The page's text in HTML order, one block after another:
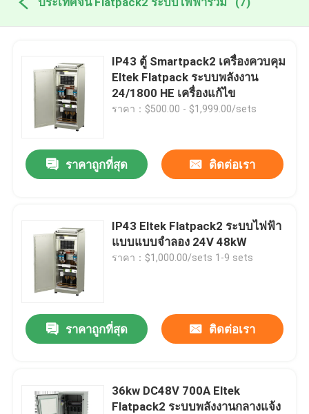
IP43 ตู้ Smartpack2 เครื่องควบคุม
Eltek Flatpack ระบบพลังงาน
24/1800 HE เครื่องแก้ไข
ราคา：$500.00 - $1,999.00/sets
ราคาถูกที่สุด ติดต่อเรา
IP43 Eltek Flatpack2 ระบบไฟฟ้า
แบบแบบจําลอง 24V 48kW
ราคา：$1,000.00/sets 1-9 sets
ราคาถูกที่สุด ติดต่อเรา
36kw DC48V 700A Eltek
Flatpack2 ระบบพลังงานกลางแจ้ง